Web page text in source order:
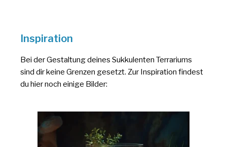
Inspiration
Bei der Gestaltung deines Sukkulenten Terrariums
sind dir keine Grenzen gesetzt. Zur Inspiration findest
du hier noch einige Bilder: